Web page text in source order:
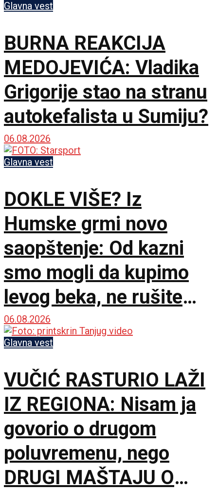
sakrili prave brojeve
Glavna vest
BURNA REAKCIJA
MEDOJEVIĆA: Vladika
Grigorije stao na stranu
autokefalista u Sumiju?
06.08.2026
Glavna vest
DOKLE VIŠE? Iz
Humske grmi novo
saopštenje: Od kazni
smo mogli da kupimo
levog beka, ne rušite
sopstveni klub!
06.08.2026
Glavna vest
VUČIĆ RASTURIO LAŽI
IZ REGIONA: Nisam ja
govorio o drugom
poluvremenu, nego
DRUGI MAŠTAJU O